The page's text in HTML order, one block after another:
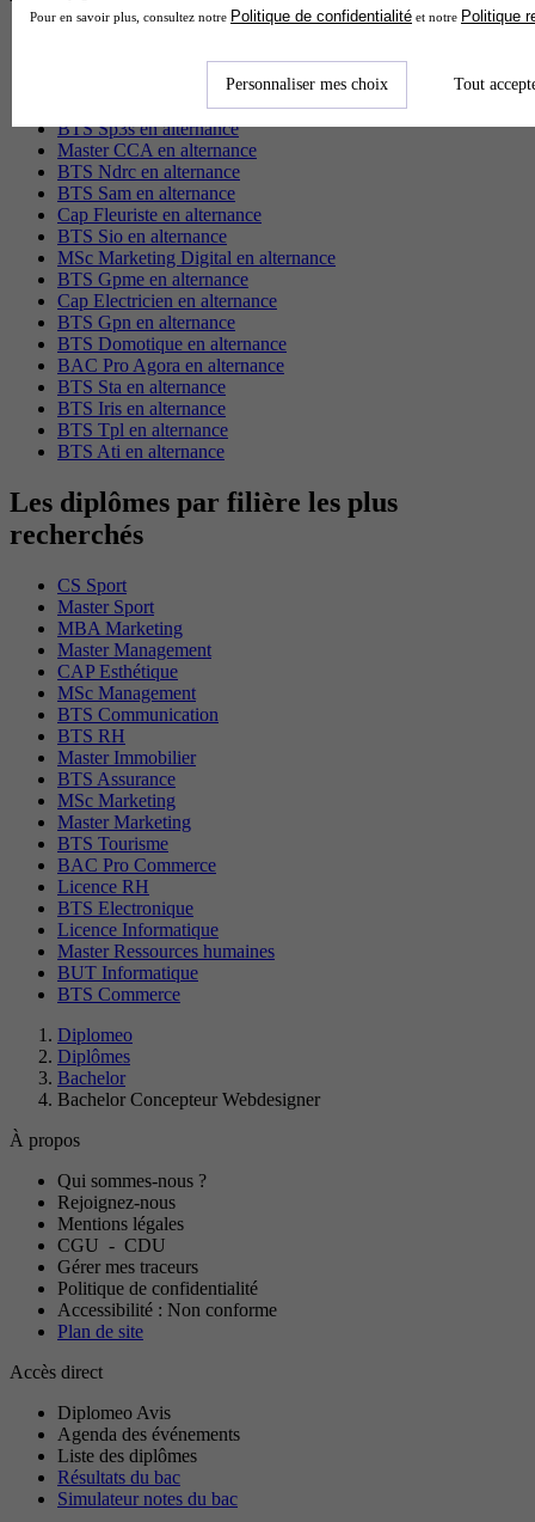
BTS Dietetique en alternance
BTS Mco en alternance
BTS Pi en alternance
BTS Sp3s en alternance
Master CCA en alternance
BTS Ndrc en alternance
BTS Sam en alternance
Cap Fleuriste en alternance
BTS Sio en alternance
MSc Marketing Digital en alternance
BTS Gpme en alternance
Cap Electricien en alternance
BTS Gpn en alternance
BTS Domotique en alternance
BAC Pro Agora en alternance
BTS Sta en alternance
BTS Iris en alternance
BTS Tpl en alternance
BTS Ati en alternance
Les diplômes par filière les plus
recherchés
CS Sport
Master Sport
MBA Marketing
Master Management
CAP Esthétique
MSc Management
BTS Communication
BTS RH
Master Immobilier
BTS Assurance
MSc Marketing
Master Marketing
BTS Tourisme
BAC Pro Commerce
Licence RH
BTS Electronique
Licence Informatique
Master Ressources humaines
BUT Informatique
BTS Commerce
Diplomeo
Diplômes
Bachelor
Bachelor Concepteur Webdesigner
À propos
Qui sommes-nous ?
Rejoignez-nous
Mentions légales
CGU - CDU
Gérer mes traceurs
Politique de confidentialité
Accessibilité : Non conforme
Plan de site
Accès direct
Diplomeo Avis
Agenda des événements
Liste des diplômes
Résultats du bac
Simulateur notes du bac
Pour en savoir plus, consultez notre Politique de confidentialité et notre Politique
Personnaliser mes choix Tout